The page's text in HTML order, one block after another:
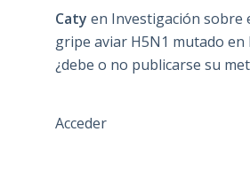
Caty en Investigación sobre
gripe aviar H5N1 mutado
¿debe o no publicarse su
Acceder